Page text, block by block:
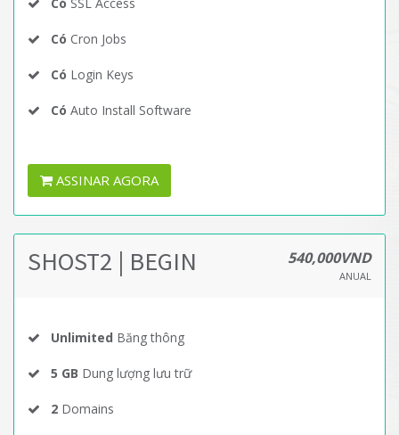
Có Cron Jobs
Có Login Keys
Có Auto Install Software
ASSINAR AGORA
SHOST2 | BEGIN 540,000VND
ANUAL
Unlimited Băng thông
5 GB Dung lượng lưu trữ
2 Domains